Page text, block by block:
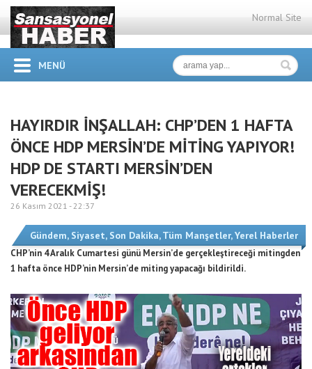
Normal Site
MENÜ
HAYIRDIR İNŞALLAH: CHP’DEN 1 HAFTA
ÖNCE HDP MERSİN’DE MİTİNG YAPIYOR!
HDP DE STARTI MERSİN’DEN
VERECEKMİŞ!
26 Kasım 2021 -22:37
Gündem, Siyaset, Son Dakika,Tüm Manşetler,Yerel Haberler
CHP’nin 4 Aralık Cumartesi günü Mersin’de gerçekleştireceği mitingden
1 hafta önce HDP’nin Mersin’de miting yapacağı bildirildi.